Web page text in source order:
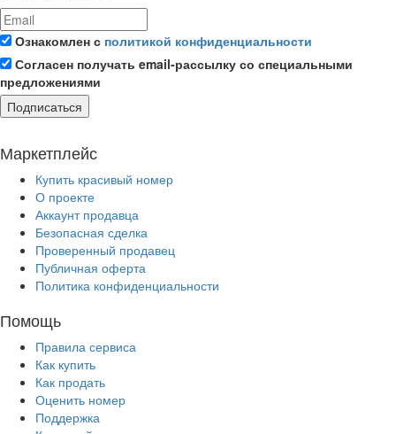
Ознакомлен с политикой конфиденциальности
Согласен получать email-рассылку со специальными
предложениями
Подписаться
Маркетплейс
Купить красивый номер
О проекте
Аккаунт продавца
Безопасная сделка
Проверенный продавец
Публичная оферта
Политика конфиденциальности
Помощь
Правила сервиса
Как купить
Как продать
Оценить номер
Поддержка